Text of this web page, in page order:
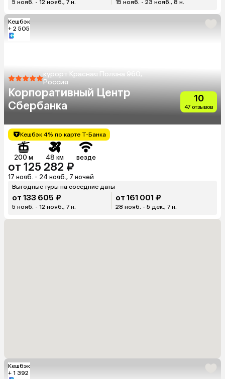
5 нояб. - 12 нояб., 7 н. 15 нояб. - 23 нояб., 8 н.
Кешбэк
+ 2 505
курорт Красная Поляна 960,
Россия
Корпоративный Центр
Сбербанка
10
47 отзывов
Кешбэк 4% по карте Т-Банка
200 м 48 км везде
от 125 282 ₽
17 нояб. - 24 нояб., 7 ночей
Выгодные туры на соседние даты
от 133 605 ₽
5 нояб. - 12 нояб., 7 н.
от 161 001 ₽
28 нояб. - 5 дек., 7 н.
Кешбэк
+ 1 392